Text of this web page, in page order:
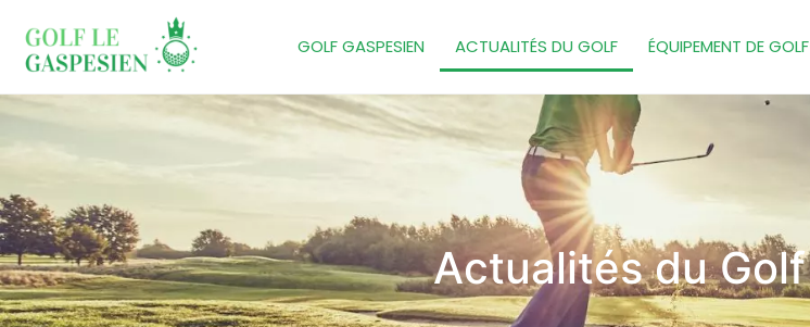
GOLF GASPESIEN ACTUALITÉS DU GOLF ÉQUIPEMENT DE GOLF
Actualités du Golf